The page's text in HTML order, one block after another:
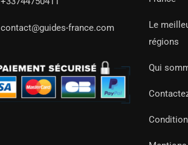
contact@guides-france.com
Le
régions
Qui